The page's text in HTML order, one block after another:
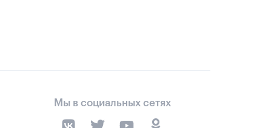
Мы в социальных сетях